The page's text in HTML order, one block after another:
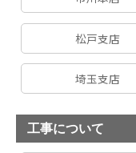
松戸支店
埼玉支店
工事について